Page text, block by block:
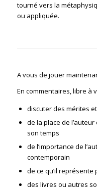
tourné vers la
ou appliquée.
A vous de jouer
En commentaires, libre à
discuter des mérites
de la place de
son temps
de l’importance de
contemporain
de ce qu’il représente
des livres ou autres